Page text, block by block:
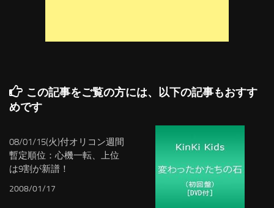
この記事をご覧の方には、以下の記事もおすす
めです
08/01/15(火)付オリコン週間
暫定順位：心機一転、上位
は9割が新譜！
2008/01/17